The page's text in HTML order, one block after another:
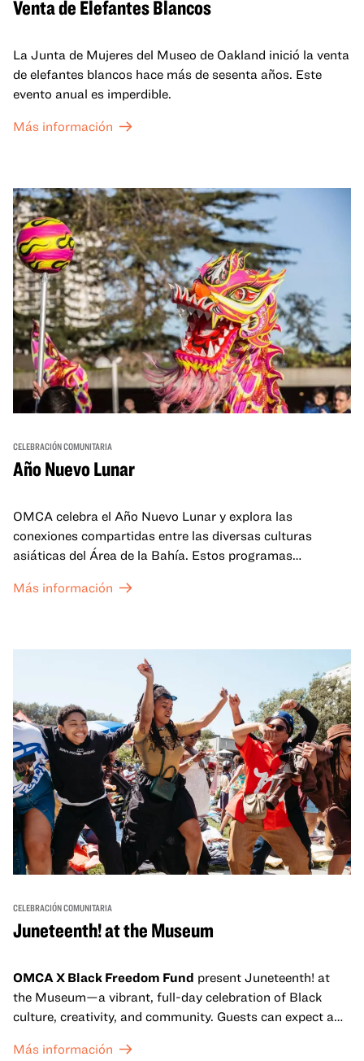
Venta de Elefantes Blancos
La Junta de Mujeres del Museo de Oakland inició la venta
de elefantes blancos hace más de sesenta años. Este
evento anual es imperdible.
Más información
CELEBRACIÓN COMUNITARIA
Año Nuevo Lunar
OMCA celebra el Año Nuevo Lunar y explora las
conexiones compartidas entre las diversas culturas
asiáticas del Área de la Bahía. Estos programas
celebran y honran las tradiciones del Año Nuevo Lunar a
un espacio para que nuestras comunidades AAPI se
reúnan y se eleven mutuamente con círculos de curación
tanto presenciales como virtuales.
Más información
CELEBRACIÓN COMUNITARIA
Juneteenth! at the Museum
OMCA X Black Freedom Fund present Juneteenth! at
the Museum—a vibrant, full-day celebration of Black
culture, creativity, and community. Guests can expect a
sets from boundary-pushing artists, delicious offerings
Más información